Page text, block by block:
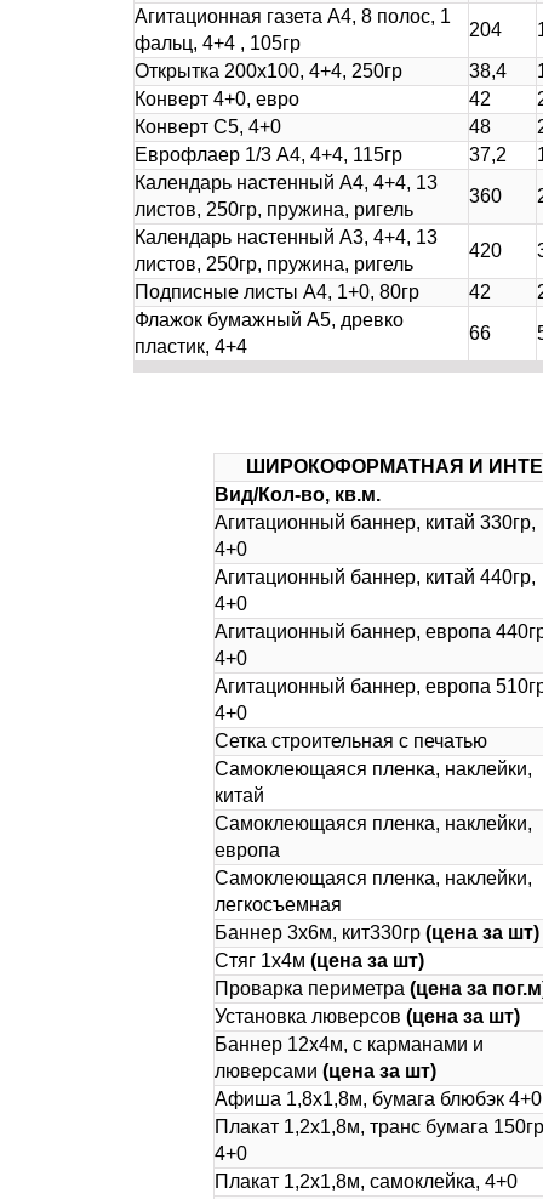
Агитационная газета А4, 8 полос, 1
фальц, 4+4 , 105гр
204
Открытка 200х100, 4+4, 250гр
38,4
Конверт 4+0, евро
42
Конверт С5, 4+0
48
Еврофлаер 1/3 А4, 4+4, 115гр
37,2
Календарь настенный А4, 4+4, 13
листов, 250гр, пружина, ригель
360
Календарь настенный А3, 4+4, 13
листов, 250гр, пружина, ригель
420
Подписные листы А4, 1+0, 80гр
42
Флажок бумажный А5, древко
пластик, 4+4
66
ШИРОКОФОРМАТНАЯ И
Вид/Кол-во, кв.м.
Агитационный баннер, китай 330гр,
4+0
Агитационный баннер, китай 440гр,
4+0
Агитационный баннер, европа
4+0
Агитационный баннер, европа
4+0
Сетка строительная с печатью
Самоклеющаяся пленка, наклейки,
китай
Самоклеющаяся пленка, наклейки,
европа
Самоклеющаяся пленка, наклейки,
легкосъемная
Баннер 3х6м, кит330гр (цена за шт)
Стяг 1х4м (цена за шт)
Проварка периметра (цена за
Установка люверсов (цена за шт)
Баннер 12х4м, с карманами и
люверсами (цена за шт)
Афиша 1,8х1,8м, бумага блюбэк 4+0
Плакат 1,2х1,8м, транс бумага
4+0
Плакат 1,2х1,8м, самоклейка, 4+0